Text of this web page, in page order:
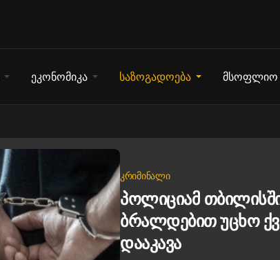
ეკონომიკა საზოგადოება მსოფლიო
ᲙᲠᲘᲛᲘᲜᲐᲚᲘ
პოლიციამ
ბრალდებით უცხო
დააკავა